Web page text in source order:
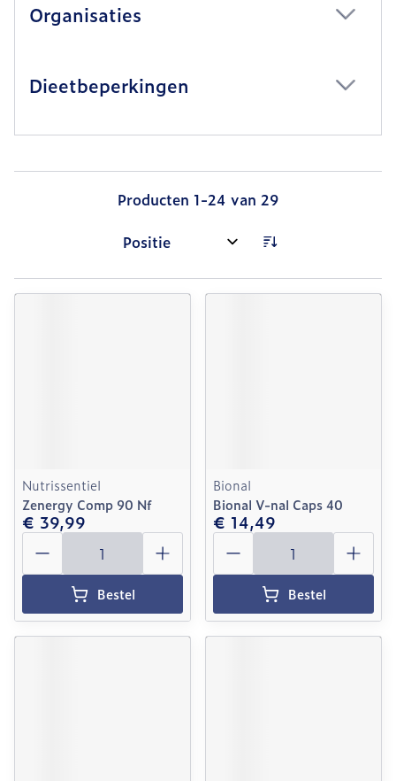
Organisaties
Dieetbeperkingen
Producten 1-24 van 29
Sorteer op:
Nutrissentiel
Zenergy Comp 90 Nf
€ 39,99
Aantal
Bestel
Bional
Bional V-nal Caps 40
€ 14,49
Aantal
Bestel